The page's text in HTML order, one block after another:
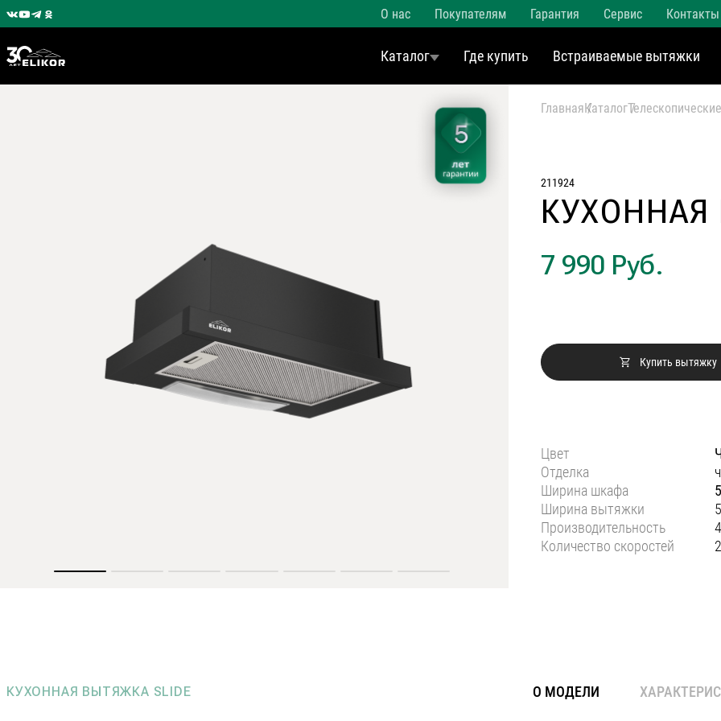
О нас Покупателям Гарантия Сервис Контакты
Каталог Где купить Встраиваемые вытяжки
ГлавнаяКаталогТелескопические
211924
КУХОННАЯ
7 990 Руб.
Купить вытяжку
Цвет
Отделка
Ширина шкафа
Ширина вытяжки
Производительность
Количество скоростей
2
КУХОННАЯ ВЫТЯЖКА SLIDE О МОДЕЛИ